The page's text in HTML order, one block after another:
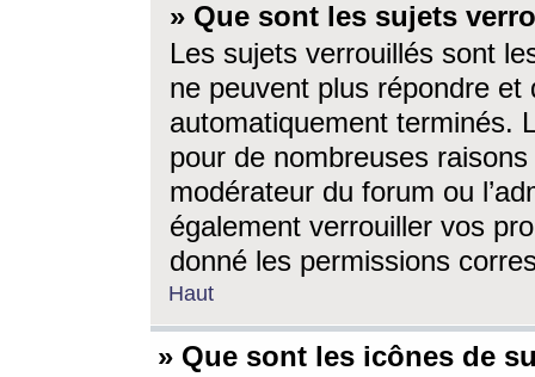
» Que sont les sujets
Les sujets verrouillés sont
ne peuvent plus répondre
automatiquement terminés.
pour de nombreuses
modérateur du forum ou
également verrouiller vos
donné les permissions
Haut
» Que sont les icônes de